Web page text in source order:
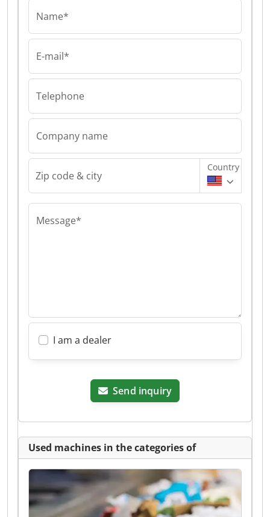
Name*
E-mail*
Telephone
Company name
Zip code & city
Country
Message*
I am a dealer
Send inquiry
Used machines in the categories of